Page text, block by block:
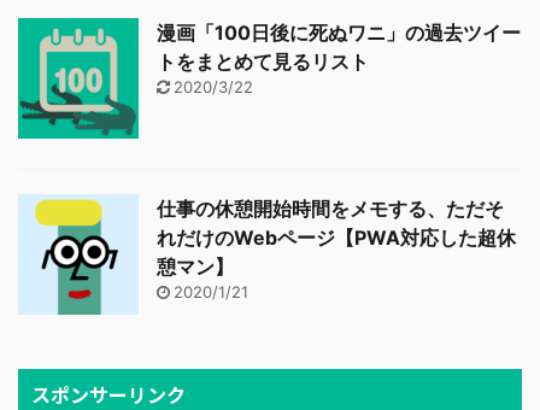
漫画「100日後に死ぬワニ」の過去ツイー
トをまとめて見るリスト
2020/3/22
仕事の休憩開始時間をメモする、ただそ
れだけのWebページ【PWA対応した超休
憩マン】
2020/1/21
スポンサーリンク